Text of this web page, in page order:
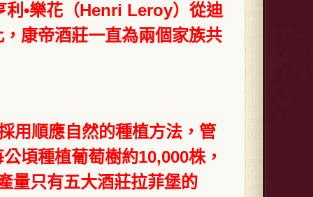
利•樂花（Henri Leroy）從迪
康帝酒莊一直為兩個家族共
用順應自然的種植方法，管
頃種植葡萄樹約10,000株，
量只有五大酒莊拉菲堡的